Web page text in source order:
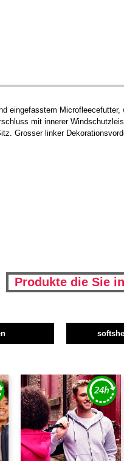
eingefasstem
mit innerer
Grosser linker
Produkte die Sie